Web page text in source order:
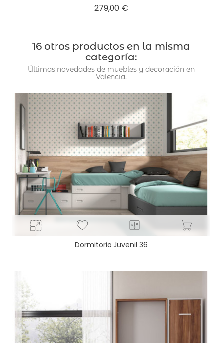
279,00 €Precio
16 otros productos en la misma
categoría:
Últimas novedades de muebles y decoración en
Valencia.
Dormitorio Juvenil 36